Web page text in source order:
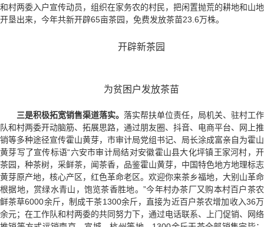
和村两委入户宣传动员，组织在家务农的村民，把闲置抛荒的耕地和山地
开垦出来，今年共新开辟65亩茶园，免费发放茶苗23.6万株。
开辟新茶园
为贫困户发放茶苗
三是积极拓宽销售渠道落实。 落实帮扶单位责任，局机关、驻村工作
队和村两委开动脑筋、拓展思路，通过朋友圈、抖音、电商平台、网上推
销等多种途径宣传霍山黄芽，市审计局党组书记、局长涂成富亲自为霍山
黄芽写了宣传标语“六安市审计局结对安徽霍山县大化坪镇王家河村，开
茶园，种茶树，采鲜茶，闻茶香，品鉴霍山黄芽，中国特色地方地理标志
黄芽原产地，核心产区，红色革命老区。欢迎你来茶乡福地，大别山革命
根据地，赏绿水青山，饱览茶香胜地。”今年村办茶厂又购本村百户茶农
鲜茶草6000余斤，制成干茶1300余斤，直接为近百户茶农增加收入36万
余元；在工作队和村两委的共同努力下，通过电话联系、上门促销、网络